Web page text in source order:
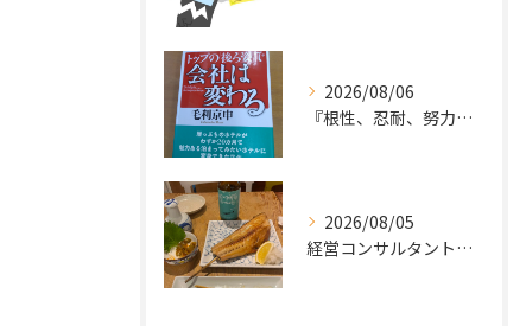
2026/08/06
『根性、忍耐、努力という言葉は死語なのか』
2026/08/05
経営コンサルタントのモーちゃん・毛利京申です。